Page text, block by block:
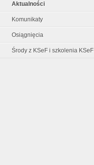
Aktualności
Komunikaty
Osiągnięcia
Środy z KSeF i szkolenia KSeF